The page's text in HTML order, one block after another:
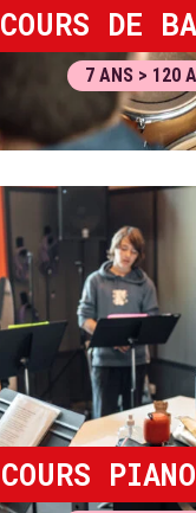
COURS DE
7 ANS > 120
COURS